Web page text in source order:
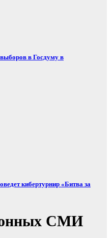
выборов в Госдуму в
кибертурнир «Битва за